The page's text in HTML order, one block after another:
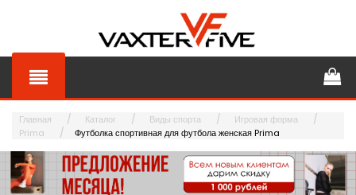
Главная Каталог Виды спорта
Игровая форма
Prima
Футболка спортивная для футбола женская Prima